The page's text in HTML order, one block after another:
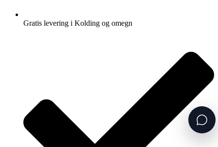
Gratis levering i Kolding og omegn